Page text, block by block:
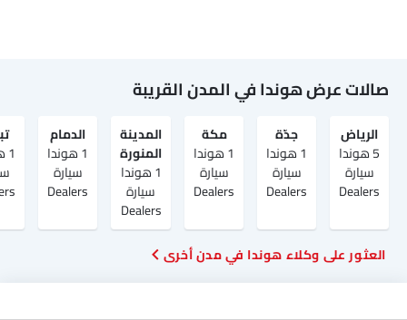
صالات عرض هوندا في المدن القريبة
الرياض‎
5 هوندا
سيارة
Dealers
جدّة
1 هوندا
سيارة
Dealers
مكة
1 هوندا
سيارة
Dealers
المدينة
المنورة
1 هوندا
سيارة
Dealers
الدمام
1 هوندا
سيارة
Dealers
العثور على وكلاء هوندا في مدن أخرى